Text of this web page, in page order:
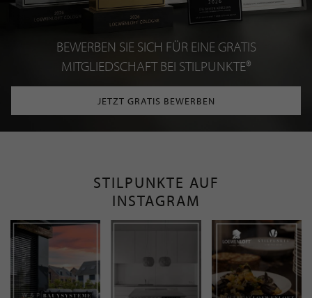
BEWERBEN SIE SICH FÜR EINE GRATIS
MITGLIEDSCHAFT BEI STILPUNKTE®
JETZT GRATIS BEWERBEN
STILPUNKTE AUF
INSTAGRAM